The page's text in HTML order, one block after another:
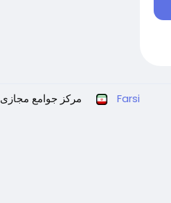
© 2026 CentralClubs Network - مرکز جوامع مجازی Farsi